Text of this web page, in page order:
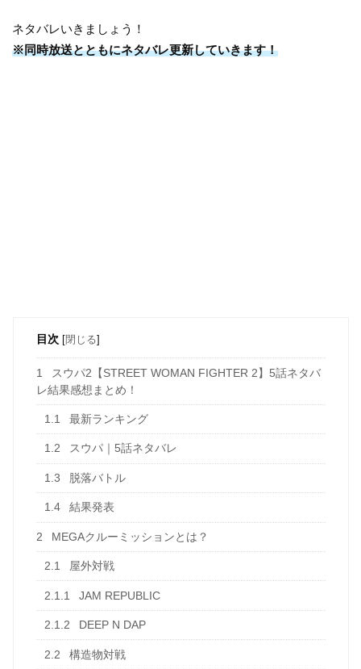
ネタバレいきましょう！
※同時放送とともにネタバレ更新していきます！
目次 [閉じる]
1
スウパ2【STREET WOMAN FIGHTER 2】5話ネタバ
レ結果感想まとめ！
1.1 最新ランキング
1.2 スウパ｜5話ネタバレ
1.3 脱落バトル
1.4 結果発表
2 MEGAクルーミッションとは？
2.1 屋外対戦
2.1.1 JAM REPUBLIC
2.1.2 DEEP N DAP
2.2 構造物対戦